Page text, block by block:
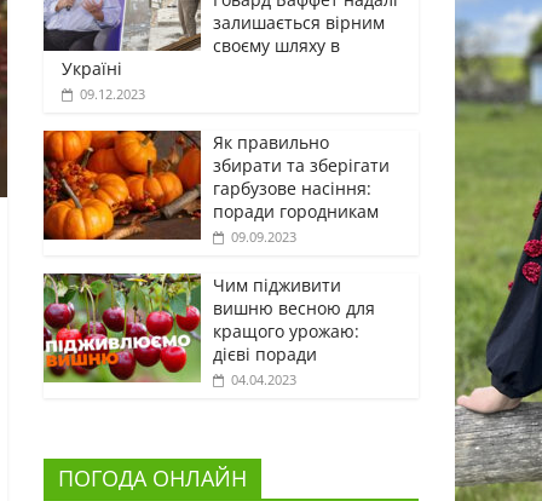
залишається вірним
своєму шляху в
Україні
09.12.2023
Як правильно
збирати та зберігати
гарбузове насіння:
поради городникам
09.09.2023
Чим підживити
вишню весною для
кращого урожаю:
дієві поради
04.04.2023
ПОГОДА ОНЛАЙН